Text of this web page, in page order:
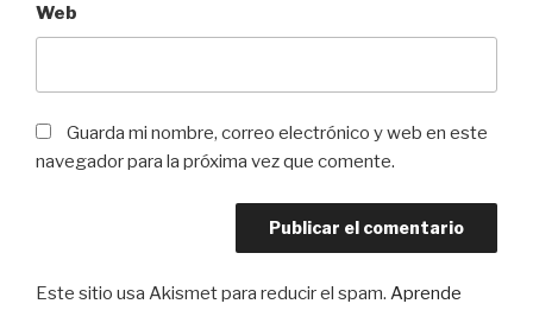
Web
Guarda mi nombre, correo electrónico y web en este
navegador para la próxima vez que comente.
Este sitio usa Akismet para reducir el spam. Aprende